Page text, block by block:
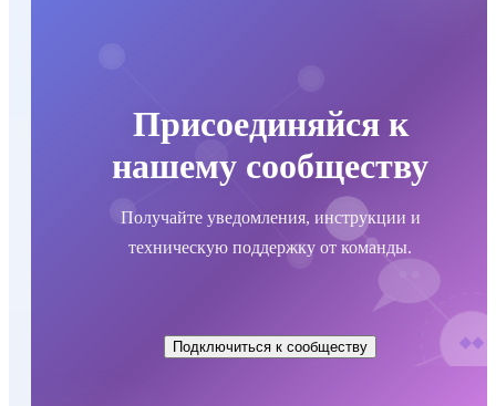
Присоединяйся к
нашему сообществу
Получайте уведомления, инструкции и
техническую поддержку от команды.
Подключиться к сообществу